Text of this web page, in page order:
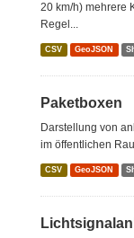
20 km/h) mehrere
Regel...
CSV GeoJSON
Paketboxen
Darstellung von
im öffentlichen
CSV GeoJSON